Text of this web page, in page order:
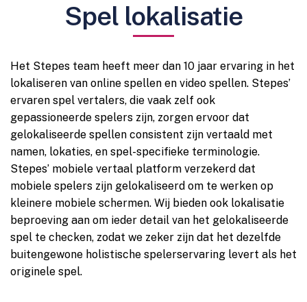
Spel lokalisatie
Het Stepes team heeft meer dan 10 jaar ervaring in het
lokaliseren van online spellen en video spellen. Stepes’
ervaren spel vertalers, die vaak zelf ook
gepassioneerde spelers zijn, zorgen ervoor dat
gelokaliseerde spellen consistent zijn vertaald met
namen, lokaties, en spel-specifieke terminologie.
Stepes’ mobiele vertaal platform verzekerd dat
mobiele spelers zijn gelokaliseerd om te werken op
kleinere mobiele schermen. Wij bieden ook lokalisatie
beproeving aan om ieder detail van het gelokaliseerde
spel te checken, zodat we zeker zijn dat het dezelfde
buitengewone holistische spelerservaring levert als het
originele spel.